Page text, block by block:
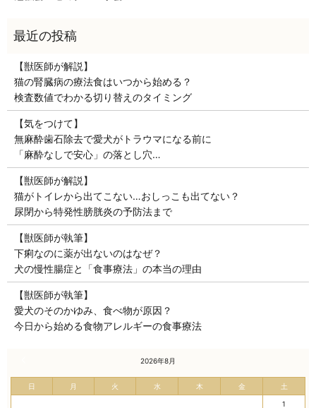
【獣医師が解説】
猫の腎臓病の療法食はいつから始める？
検査数値でわかる切り替えのタイミング
【気をつけて】
無麻酔歯石除去で愛犬がトラウマになる前に
「麻酔なしで安心」の落とし穴…
【獣医師が解説】
猫がトイレから出てこない…おしっこも出てない？
尿閉から特発性膀胱炎の予防法まで
【獣医師が執筆】
下痢なのに薬が出ないのはなぜ？
犬の慢性腸症と「食事療法」の本当の理由
【獣医師が執筆】
愛犬のそのかゆみ、食べ物が原因？
今日から始める食物アレルギーの食事療法
2026年8月
日 月 火 水 木 金 土
1